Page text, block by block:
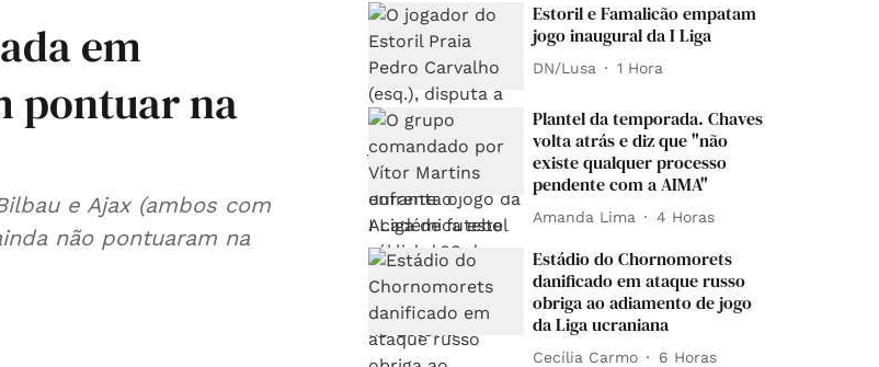
em
pontuar na
e Ajax (ambos com
não pontuaram na
Estoril e Famalicão empatam
jogo inaugural da I Liga
DN/Lusa 1 Hora
Plantel da temporada. Chaves
volta atrás e diz que "não
existe qualquer processo
pendente com a AIMA"
Amanda Lima 4 Horas
Estádio do Chornomorets
danificado em ataque russo
obriga ao adiamento de jogo
da Liga ucraniana
Cecília Carmo 6 Horas